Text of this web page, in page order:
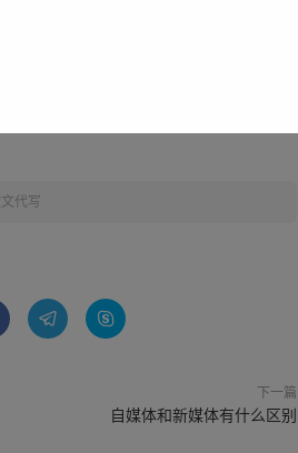
代写
 
下一篇
自媒体和新媒体有什么区别